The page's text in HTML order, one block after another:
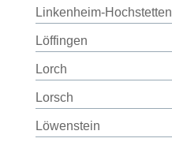
Linkenheim-Hochstetten
Löffingen
Lorch
Lorsch
Löwenstein